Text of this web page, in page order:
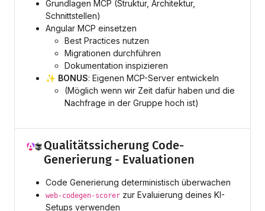
Grundlagen MCP (Struktur, Architektur,
Schnittstellen)
Angular MCP einsetzen
Best Practices nutzen
Migrationen durchführen
Dokumentation inspizieren
✨ BONUS: Eigenen MCP-Server entwickeln
(Möglich wenn wir Zeit dafür haben und die
Nachfrage in der Gruppe hoch ist)
Qualitätssicherung Code-
Generierung - Evaluationen
Code Generierung deterministisch überwachen
web-codegen-scorer zur Evaluierung deines KI-
Setups verwenden